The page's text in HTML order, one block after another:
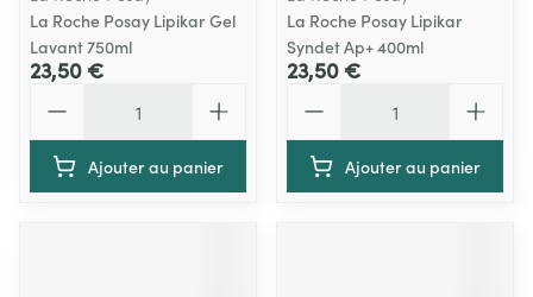
La Roche Posay Lipikar Gel
Lavant 750ml
23,50 €
Ajouter au panier
La Roche Posay Lipikar
Syndet Ap+ 400ml
23,50 €
Ajouter au panier